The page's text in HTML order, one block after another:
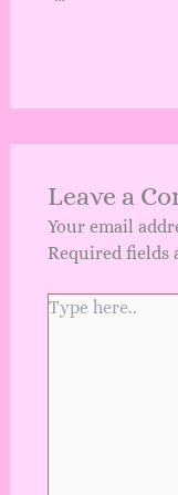
Leave a
Your email
Required fields
Type